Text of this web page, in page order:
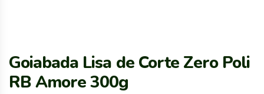
Goiabada Lisa de Corte Zero Poli
RB Amore 300g